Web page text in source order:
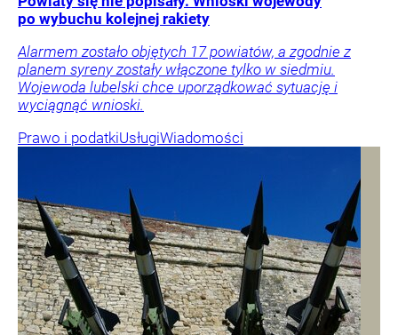
po wybuchu kolejnej rakiety
Alarmem zostało objętych 17 powiatów, a zgodnie z
planem syreny zostały włączone tylko w siedmiu.
Wojewoda lubelski chce uporządkować sytuację i
wyciągnąć wnioski.
Prawo i podatkiUsługiWiadomości